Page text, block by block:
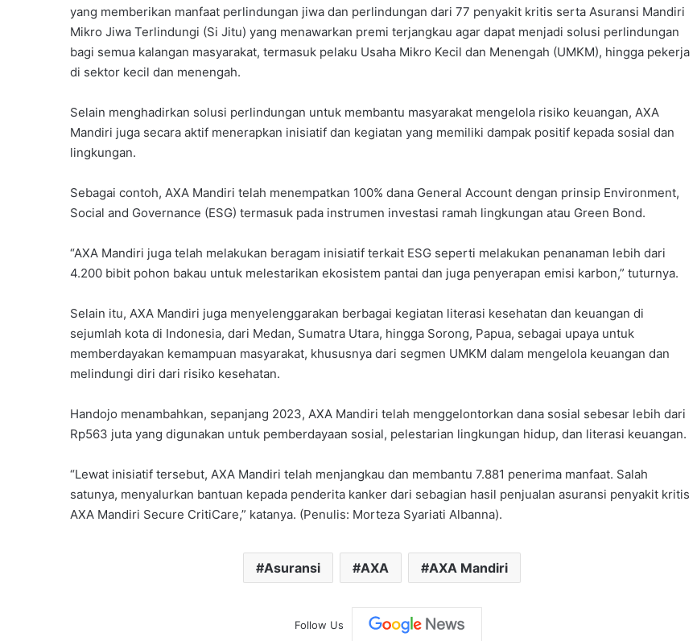
yang memberikan manfaat perlindungan jiwa dan perlindungan dari 77 penyakit kritis serta Asuransi Mandiri
Mikro Jiwa Terlindungi (Si Jitu) yang menawarkan premi terjangkau agar dapat menjadi solusi perlindungan
bagi semua kalangan masyarakat, termasuk pelaku Usaha Mikro Kecil dan Menengah (UMKM), hingga pekerja
di sektor kecil dan menengah.
Selain menghadirkan solusi perlindungan untuk membantu masyarakat mengelola risiko keuangan, AXA
Mandiri juga secara aktif menerapkan inisiatif dan kegiatan yang memiliki dampak positif kepada sosial dan
lingkungan.
Sebagai contoh, AXA Mandiri telah menempatkan 100% dana General Account dengan prinsip Environment,
Social and Governance (ESG) termasuk pada instrumen investasi ramah lingkungan atau Green Bond.
“AXA Mandiri juga telah melakukan beragam inisiatif terkait ESG seperti melakukan penanaman lebih dari
4.200 bibit pohon bakau untuk melestarikan ekosistem pantai dan juga penyerapan emisi karbon,” tuturnya.
Selain itu, AXA Mandiri juga menyelenggarakan berbagai kegiatan literasi kesehatan dan keuangan di
sejumlah kota di Indonesia, dari Medan, Sumatra Utara, hingga Sorong, Papua, sebagai upaya untuk
memberdayakan kemampuan masyarakat, khususnya dari segmen UMKM dalam mengelola keuangan dan
melindungi diri dari risiko kesehatan.
Handojo menambahkan, sepanjang 2023, AXA Mandiri telah menggelontorkan dana sosial sebesar lebih dari
Rp563 juta yang digunakan untuk pemberdayaan sosial, pelestarian lingkungan hidup, dan literasi keuangan.
“Lewat inisiatif tersebut, AXA Mandiri telah menjangkau dan membantu 7.881 penerima manfaat. Salah
satunya, menyalurkan bantuan kepada penderita kanker dari sebagian hasil penjualan asuransi penyakit kritis
AXA Mandiri Secure CritiCare,” katanya. (Penulis: Morteza Syariati Albanna).
Asuransi AXA AXA Mandiri
Follow Us